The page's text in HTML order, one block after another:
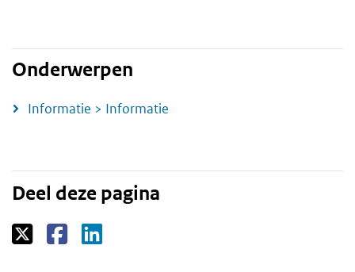
Onderwerpen
Informatie > Informatie
Deel deze pagina